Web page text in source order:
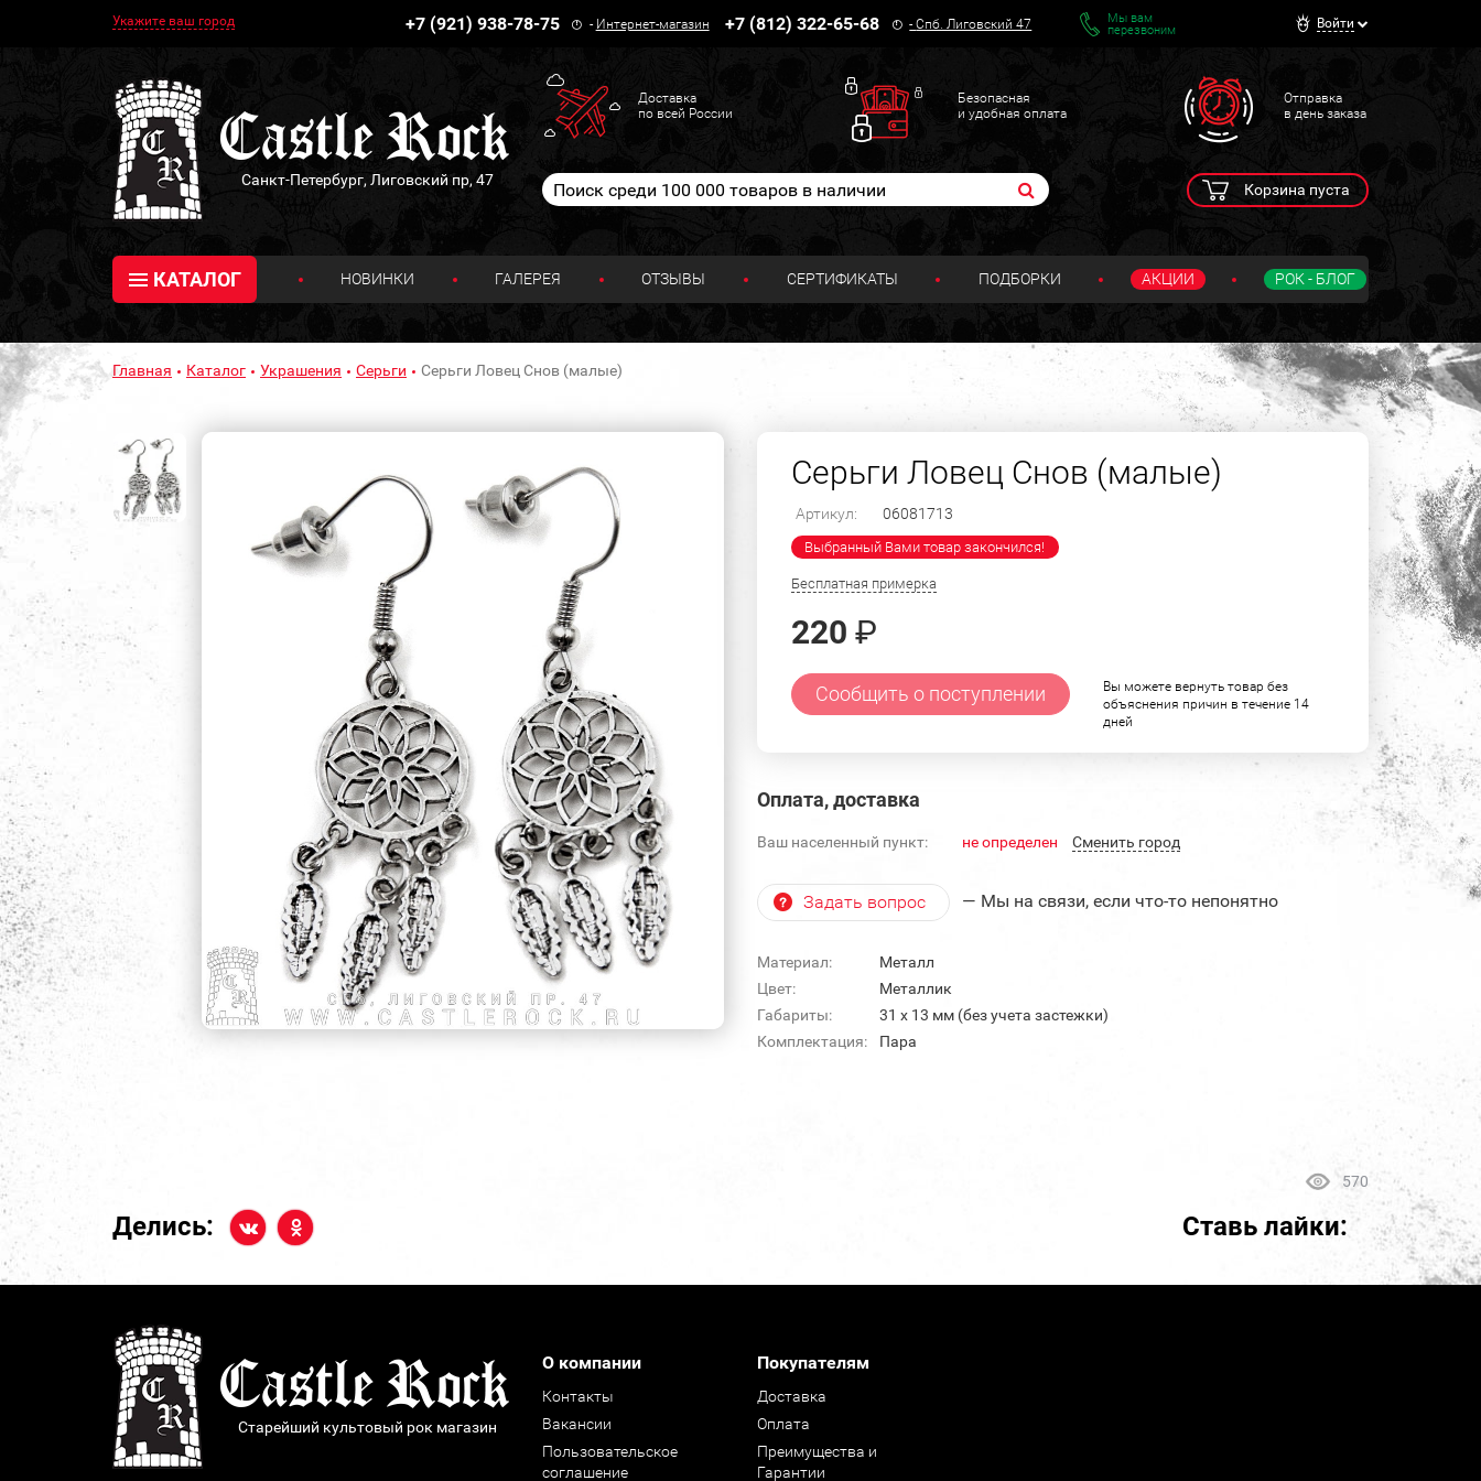
Укажите ваш город +7 (921) 938-78-75 - Интернет-магазин +7 (812) 322-65-68 -Спб. Лиговский 47
Мы вам
перезвоним
Войти
Санкт-Петербург, Лиговский пр, 47
Доставка
по всей России
Безопасная
и удобная оплата
Отправка
в день заказа
Корзина пуста
КАТАЛОГ НОВИНКИ ГАЛЕРЕЯ ОТЗЫВЫ СЕРТИФИКАТЫ ПОДБОРКИ АКЦИИ РОК - БЛОГ
Главная Каталог Украшения Серьги Серьги Ловец Снов (малые)
Серьги Ловец Снов (малые)
Артикул: 06081713
Выбранный Вами товар закончился!
Бесплатная примерка
220 ₽
Сообщить о поступлении
Вы можете вернуть товар без
объяснения причин в течение 14
дней
Оплата, доставка
Ваш населенный пункт: не определен Cменить город
Задать вопрос — Мы на связи, если что-то непонятно
Материал:
Металл
Цвет:
Металлик
Габариты:
31 х 13 мм (без учета застежки)
Комплектация:
Пара
570
Делись: Ставь лайки:
Старейший культовый рок магазин
О компании
Контакты
Вакансии
Пользовательское
соглашение
Покупателям
Доставка
Оплата
Преимущества и
Гарантии